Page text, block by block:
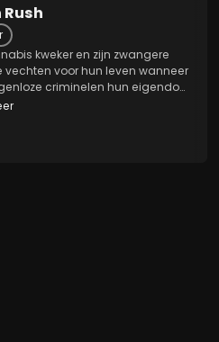
Rush
kweker en zijn zwangere
vechten voor hun leven wanneer
criminelen hun eigendom